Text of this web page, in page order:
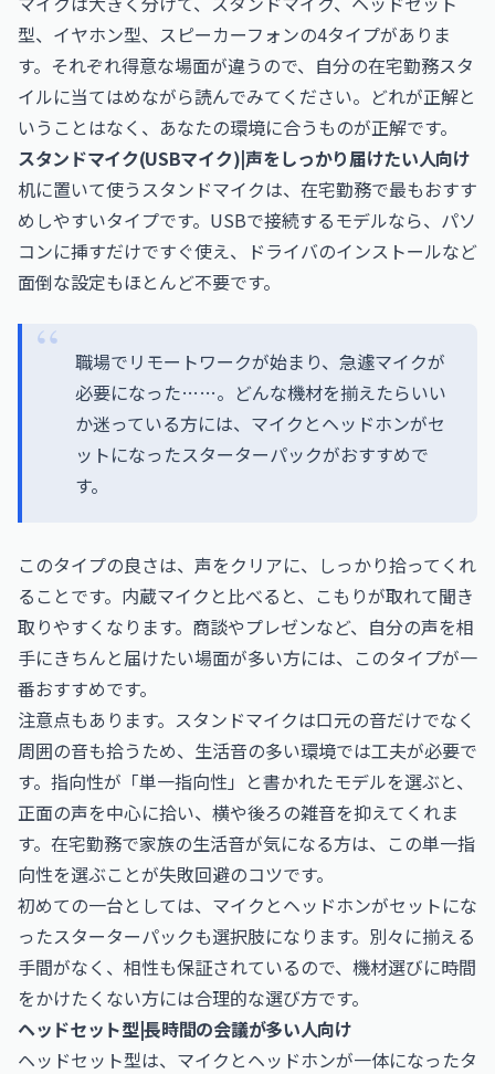
型、イヤホン型、スピーカーフォンの4タイプがありま
す。それぞれ得意な場面が違うので、自分の在宅勤務スタ
イルに当てはめながら読んでみてください。どれが正解と
いうことはなく、あなたの環境に合うものが正解です。
スタンドマイク(USBマイク)|声をしっかり届けたい人向け
机に置いて使うスタンドマイクは、在宅勤務で最もおすす
めしやすいタイプです。USBで接続するモデルなら、パソ
コンに挿すだけですぐ使え、ドライバのインストールなど
面倒な設定もほとんど不要です。
職場でリモートワークが始まり、急遽マイクが
必要になった……。どんな機材を揃えたらいい
か迷っている方には、マイクとヘッドホンがセ
ットになったスターターパックがおすすめで
す。
このタイプの良さは、声をクリアに、しっかり拾ってくれ
ることです。内蔵マイクと比べると、こもりが取れて聞き
取りやすくなります。商談やプレゼンなど、自分の声を相
手にきちんと届けたい場面が多い方には、このタイプが一
番おすすめです。
注意点もあります。スタンドマイクは口元の音だけでなく
周囲の音も拾うため、生活音の多い環境では工夫が必要で
す。指向性が「単一指向性」と書かれたモデルを選ぶと、
正面の声を中心に拾い、横や後ろの雑音を抑えてくれま
す。在宅勤務で家族の生活音が気になる方は、この単一指
向性を選ぶことが失敗回避のコツです。
初めての一台としては、マイクとヘッドホンがセットにな
ったスターターパックも選択肢になります。別々に揃える
手間がなく、相性も保証されているので、機材選びに時間
をかけたくない方には合理的な選び方です。
ヘッドセット型|長時間の会議が多い人向け
ヘッドセット型は、マイクとヘッドホンが一体になったタ